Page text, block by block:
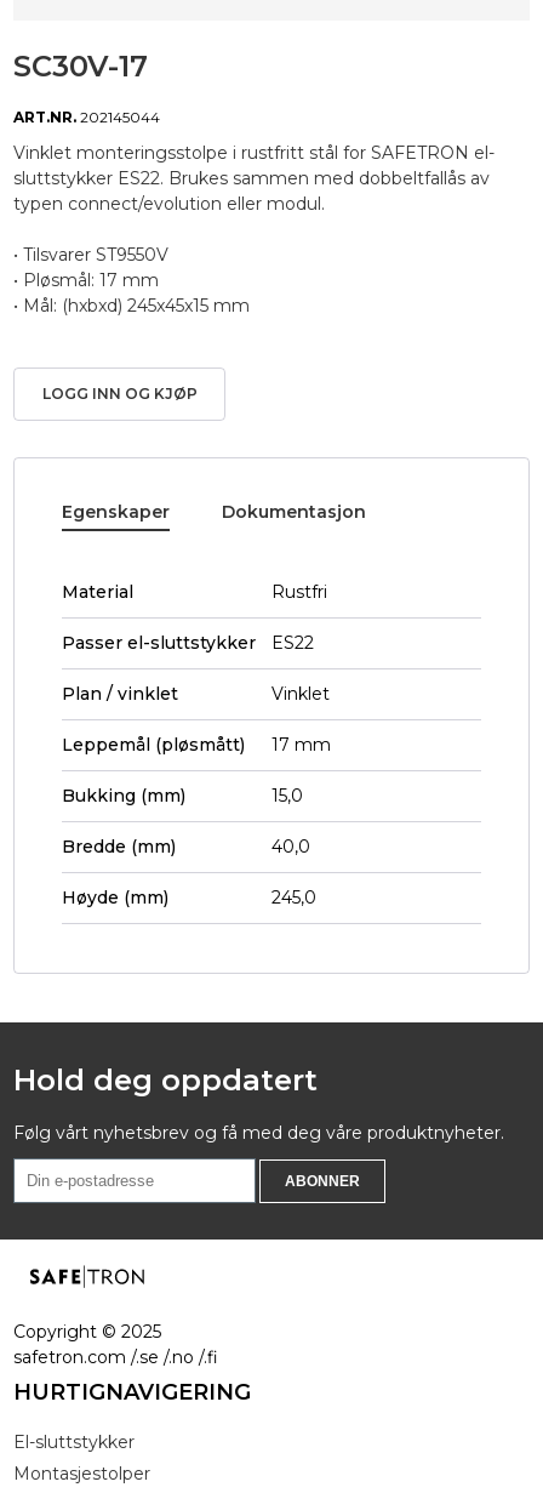
SC30V-17
ART.NR. 202145044
Vinklet monteringsstolpe i rustfritt stål for SAFETRON el-
sluttstykker ES22. Brukes sammen med dobbeltfallås av
typen connect/evolution eller modul.
• Tilsvarer ST9550V
• Pløsmål: 17 mm
• Mål: (hxbxd) 245x45x15 mm
LOGG INN OG KJØP
Egenskaper Dokumentasjon
Material Rustfri
Passer el-sluttstykker ES22
Plan / vinklet Vinklet
Leppemål (pløsmått) 17 mm
Bukking (mm) 15,0
Bredde (mm) 40,0
Høyde (mm) 245,0
Hold deg oppdatert
Følg vårt nyhetsbrev og få med deg våre produktnyheter.
Copyright ©2025
safetron.com /.se /.no /.fi
HURTIGNAVIGERING
El-sluttstykker
Montasjestolper